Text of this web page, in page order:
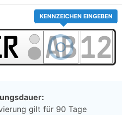
KENNZEICHEN EINGEBEN
gilt für 90 Tage